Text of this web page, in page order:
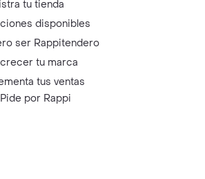
tu tienda
disponibles
ser Rappitendero
tu marca
tus ventas
por Rappi